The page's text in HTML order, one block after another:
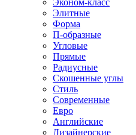
Эконом-класс
Элитные
Форма
П-образные
Угловые
Прямые
Радиусные
Скошенные углы
Стиль
Современные
Евро
Английские
Дизайнерские